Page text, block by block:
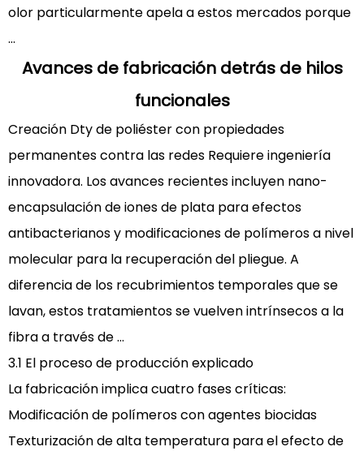
olor particularmente apela a estos mercados porque
...
Avances de fabricación detrás de hilos
funcionales
Creación Dty de poliéster con propiedades
permanentes contra las redes Requiere ingeniería
innovadora. Los avances recientes incluyen nano-
encapsulación de iones de plata para efectos
antibacterianos y modificaciones de polímeros a nivel
molecular para la recuperación del pliegue. A
diferencia de los recubrimientos temporales que se
lavan, estos tratamientos se vuelven intrínsecos a la
fibra a través de ...
3.1 El proceso de producción explicado
La fabricación implica cuatro fases críticas:
Modificación de polímeros con agentes biocidas
Texturización de alta temperatura para el efecto de